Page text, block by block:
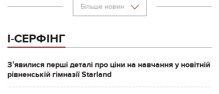
Більше новин
І-СЕРФІНГ
Зʼявилися перші деталі про ціни на навчання у новітній
рівненській гімназії Starland